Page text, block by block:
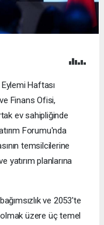
Haftası
Finans Ofisi,
ev sahipliğinde
Forumu'nda
temsilcilerine
yatırım planlarına
ve 2053'te
üzere üç temel